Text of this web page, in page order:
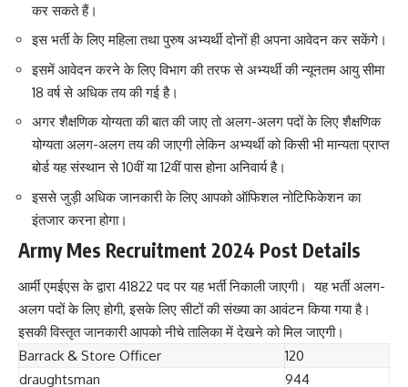
कर सकते हैं।
इस भर्ती के लिए महिला तथा पुरुष अभ्यर्थी दोनों ही अपना आवेदन कर सकेंगे।
इसमें आवेदन करने के लिए विभाग की तरफ से अभ्यर्थी की न्यूनतम आयु सीमा
18 वर्ष से अधिक तय की गई है।
अगर शैक्षणिक योग्यता की बात की जाए तो अलग-अलग पदों के लिए शैक्षणिक
योग्यता अलग-अलग तय की जाएगी लेकिन अभ्यर्थी को किसी भी मान्यता प्राप्त
बोर्ड यह संस्थान से 10वीं या 12वीं पास होना अनिवार्य है।
इससे जुड़ी अधिक जानकारी के लिए आपको ऑफिशल नोटिफिकेशन का
इंतजार करना होगा।
Army Mes Recruitment 2024 Post Details
आर्मी एमईएस के द्वारा 41822 पद पर यह भर्ती निकाली जाएगी। यह भर्ती अलग-
अलग पदों के लिए होगी, इसके लिए सीटों की संख्या का आवंटन किया गया है।
इसकी विस्तृत जानकारी आपको नीचे तालिका में देखने को मिल जाएगी।
Barrack & Store Officer
120
draughtsman
944